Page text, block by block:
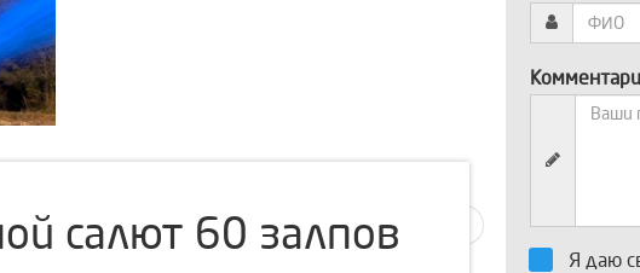
салют 60 залпов
Я даю